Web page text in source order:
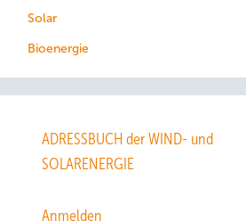
Solar
Bioenergie
ADRESSBUCH der WIND- und
SOLARENERGIE
Anmelden